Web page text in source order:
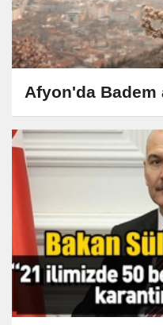
Afyon'da Badem